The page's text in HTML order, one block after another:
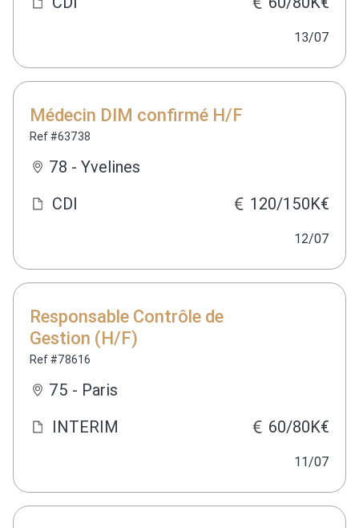
13/07
Médecin DIM confirmé H/F
Ref #63738
78 - Yvelines
CDI
120/150K€
12/07
Responsable Contrôle de
Gestion (H/F)
Ref #78616
75 - Paris
INTERIM
60/80K€
11/07